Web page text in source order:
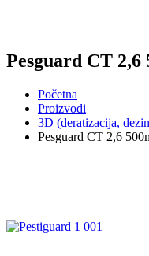
Pesguard CT 2,6
Početna
Proizvodi
3D (deratizacija,
Pesguard CT 2,6